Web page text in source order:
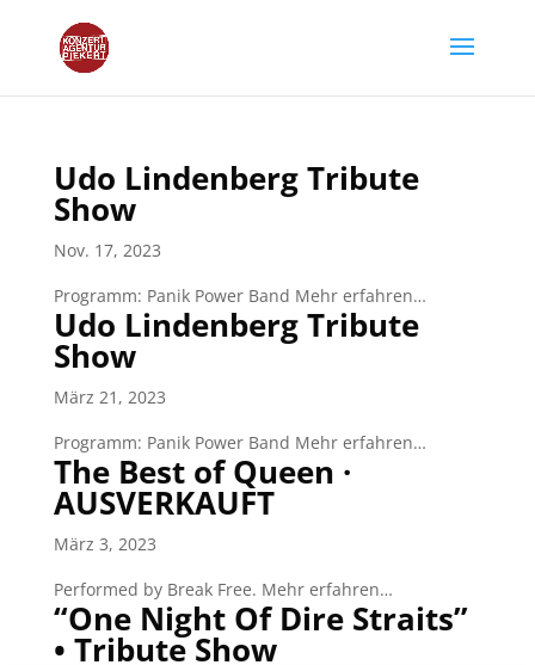
Udo Lindenberg Tribute
Show
Nov. 17, 2023
Programm: Panik Power Band Mehr erfahren…
Udo Lindenberg Tribute
Show
März 21, 2023
Programm: Panik Power Band Mehr erfahren…
The Best of Queen ·
AUSVERKAUFT
März 3, 2023
Performed by Break Free. Mehr erfahren…
“One Night Of Dire Straits”
• Tribute Show